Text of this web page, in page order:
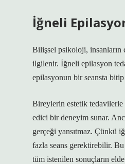
İğneli
Bilişsel psikoloji, insanların
ilgilenir. İğneli epilasyon
epilasyonun bir seansta
Bireylerin estetik tedavilerle
edici bir deneyim sunar.
gerçeği yansıtmaz. Çünkü
fazla seans gerektirebilir.
tüm istenilen sonuçların